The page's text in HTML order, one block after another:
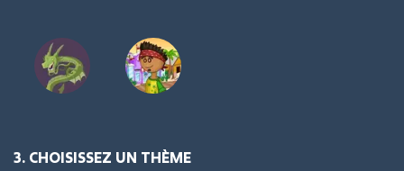
3. CHOISISSEZ UN THÈME